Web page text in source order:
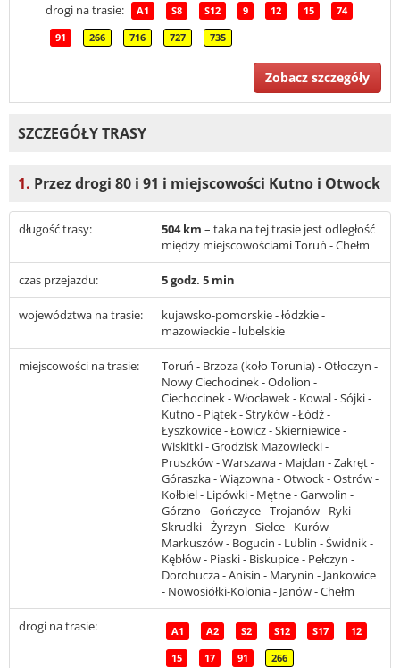
drogi na trasie: A1 S8 S12 9 12 15 74
91 266 716 727 735
Zobacz szczegóły
SZCZEGÓŁY TRASY
1. Przez drogi 80 i 91 i miejscowości Kutno i Otwock
długość trasy: 504 km – taka na tej trasie jest odległość
między miejscowościami Toruń - Chełm
czas przejazdu: 5 godz. 5 min
województwa na trasie:
kujawsko-pomorskie - łódzkie -
mazowieckie - lubelskie
miejscowości na trasie:
Toruń - Brzoza (koło Torunia) - Otłoczyn -
Nowy Ciechocinek - Odolion -
Ciechocinek - Włocławek - Kowal - Sójki -
Kutno - Piątek - Stryków - Łódź -
Łyszkowice - Łowicz - Skierniewice -
Wiskitki - Grodzisk Mazowiecki -
Pruszków - Warszawa - Majdan - Zakręt -
Góraszka - Wiązowna - Otwock - Ostrów -
Kołbiel - Lipówki - Mętne - Garwolin -
Górzno - Gończyce - Trojanów - Ryki -
Skrudki - Żyrzyn - Sielce - Kurów -
Markuszów - Bogucin - Lublin - Świdnik -
Kębłów - Piaski - Biskupice - Pełczyn -
Dorohucza - Anisin - Marynin - Jankowice
- Nowosiółki-Kolonia - Janów - Chełm
drogi na trasie: A1 A2 S2 S12 S17 12
15 17 91 266